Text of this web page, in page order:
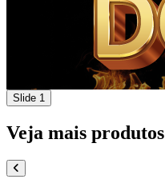
Slide 1
Veja mais produtos